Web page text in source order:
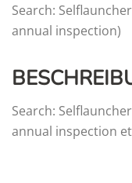
Search:
annual inspection)
Search:
annual inspection